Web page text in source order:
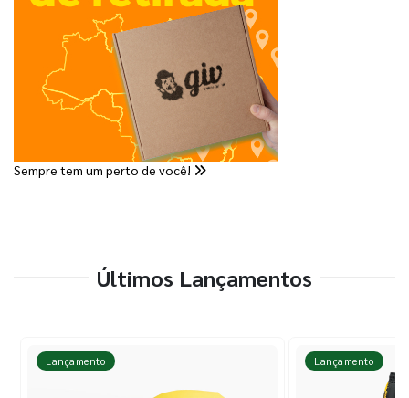
Sempre tem um perto de você!
Últimos Lançamentos
Lançamento Lançamento